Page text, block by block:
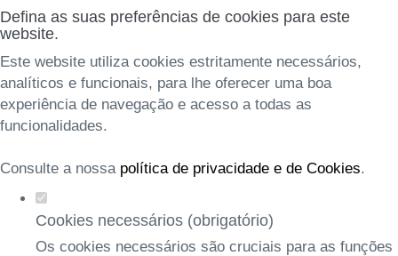
Defina as suas preferências de cookies para este
website.
Este website utiliza cookies estritamente necessários,
analíticos e funcionais, para lhe oferecer uma boa
experiência de navegação e acesso a todas as
funcionalidades.
Consulte a nossa política de privacidade e de Cookies.
Cookies necessários (obrigatório)
Os cookies necessários são cruciais para as funções